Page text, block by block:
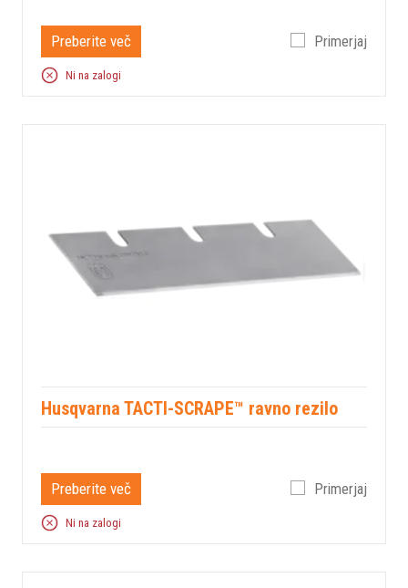
Preberite več Primerjaj
Ni na zalogi
Husqvarna TACTI-SCRAPE™ ravno rezilo
Preberite več Primerjaj
Ni na zalogi